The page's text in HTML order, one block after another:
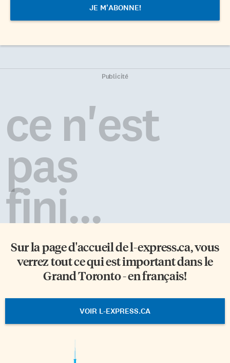
Publicité
ce n'est
pas
fini...
Sur la page d'accueil del-express.ca, vous
verrez tout ce qui est important dans le
Grand Toronto - en français!
VOIR L-EXPRESS.CA